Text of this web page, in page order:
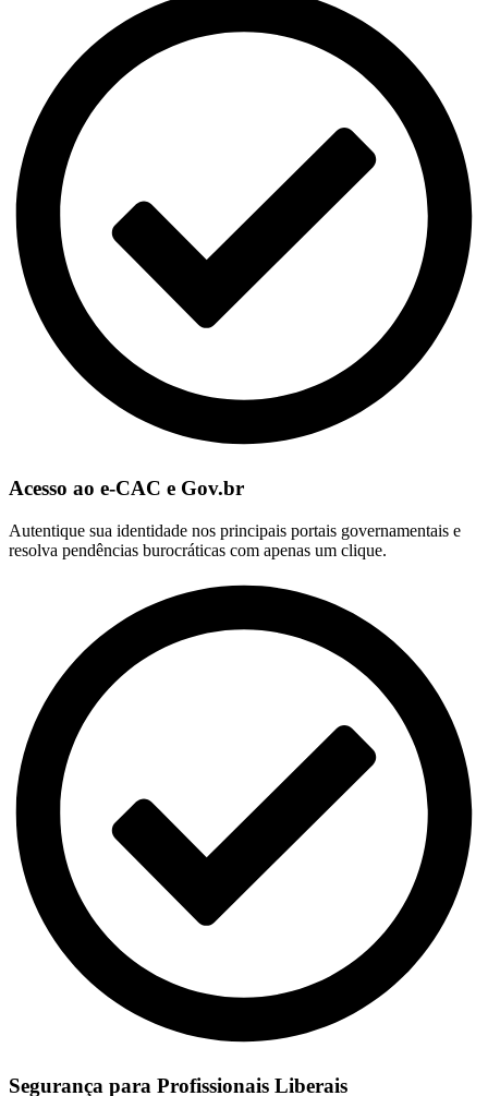
Acesso ao e-CAC e Gov.br
Autentique sua identidade nos principais portais governamentais e
resolva pendências burocráticas com apenas um clique.
Segurança para Profissionais Liberais